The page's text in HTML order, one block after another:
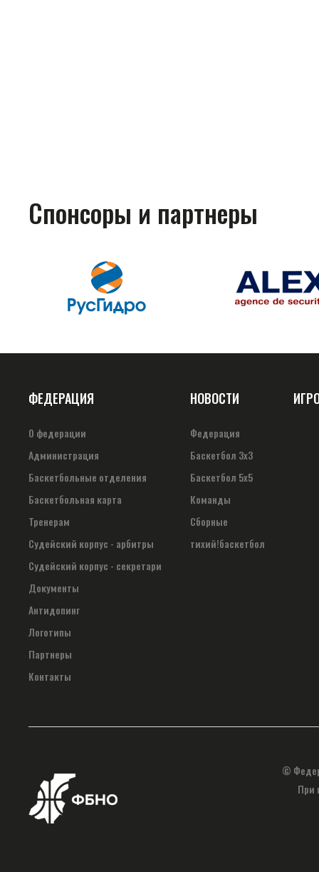
Спонсоры и партнеры
ФЕДЕРАЦИЯ
О федерации
Администрация
Баскетбольные отделения
Баскетбольная карта
Тренерам
Судейский корпус - арбитры
Судейский корпус - секретари
Документы
Антидопинг
Логотипы
Партнеры
Контакты
НОВОСТИ
Федерация
Баскетбол 3х3
Баскетбол 5х5
Команды
Сборные
тихий!баскетбол
©
При